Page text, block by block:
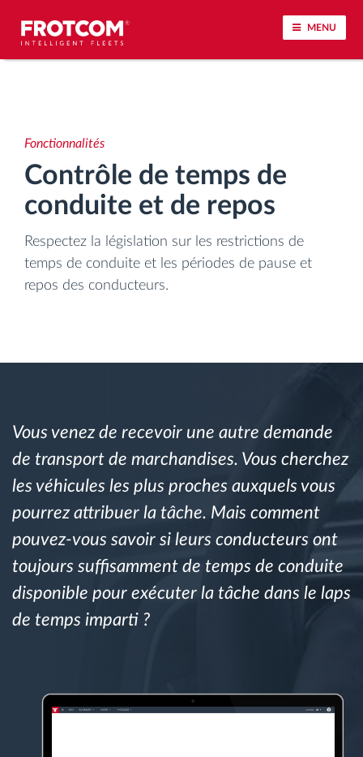
MENU
Contrôle des temps de conduite
Gestion de la main-d’œuvre
Téléchargement du tachygraphe à distance
Planification et suivi d'itinéraire
Identification automatique du conducteur
Découvrez toutes les caractéristiques
Comment nous résolvons chaques besoins
d'activité de flotte
Fonctionnalités
Contrôle de temps de
conduite et de repos
Respectez la législation sur les restrictions de
temps de conduite et les périodes de pause et
repos des conducteurs.
Vous venez de recevoir une autre demande
de transport de marchandises. Vous cherchez
les véhicules les plus proches auxquels vous
pourrez attribuer la tâche. Mais comment
pouvez-vous savoir si leurs conducteurs ont
toujours suffisamment de temps de conduite
disponible pour exécuter la tâche dans le laps
de temps imparti ?